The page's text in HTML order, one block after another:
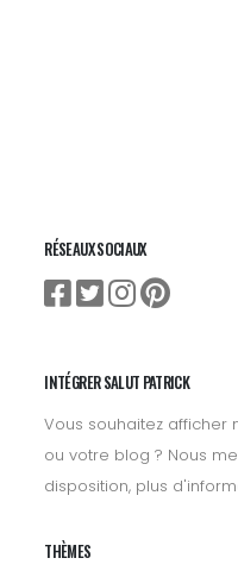
RÉSEAUX SOCIAUX
INTÉGRER SALUT PATRICK
Vous souhaitez afficher
ou votre blog ? Nous
disposition, plus
THÈMES